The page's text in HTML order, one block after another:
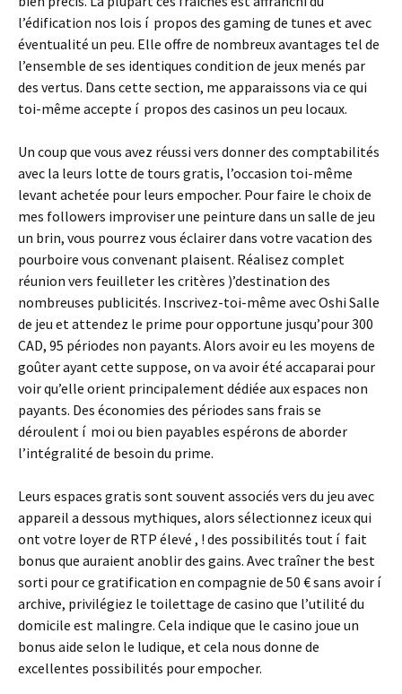
l’édification nos lois í propos des gaming de tunes et avec
éventualité un peu. Elle offre de nombreux avantages tel de
l’ensemble de ses identiques condition de jeux menés par
des vertus. Dans cette section, me apparaissons via ce qui
toi-même accepte í propos des casinos un peu locaux.
Un coup que vous avez réussi vers donner des comptabilités
avec la leurs lotte de tours gratis, l’occasion toi-même
levant achetée pour leurs empocher. Pour faire le choix de
mes followers improviser une peinture dans un salle de jeu
un brin, vous pourrez vous éclairer dans votre vacation des
pourboire vous convenant plaisent. Réalisez complet
réunion vers feuilleter les critères )’destination des
nombreuses publicités. Inscrivez-toi-même avec Oshi Salle
de jeu et attendez le prime pour opportune jusqu’pour 300
CAD, 95 périodes non payants. Alors avoir eu les moyens de
goûter ayant cette suppose, on va avoir été accaparai pour
voir qu’elle orient principalement dédiée aux espaces non
payants. Des économies des périodes sans frais se
déroulent í moi ou bien payables espérons de aborder
l’intégralité de besoin du prime.
Leurs espaces gratis sont souvent associés vers du jeu avec
appareil a dessous mythiques, alors sélectionnez iceux qui
ont votre loyer de RTP élevé , ! des possibilités tout í fait
bonus que auraient anoblir des gains. Avec traîner the best
sorti pour ce gratification en compagnie de 50 € sans avoir í
archive, privilégiez le toilettage de casino que l’utilité du
domicile est malingre. Cela indique que le casino joue un
bonus aide selon le ludique, et cela nous donne de
excellentes possibilités pour empocher.